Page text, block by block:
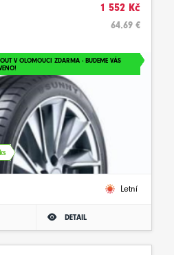
1 552 Kč
64.69 €
V OLOMOUCI ZDARMA - BUDEME VÁS
Letní
DETAIL